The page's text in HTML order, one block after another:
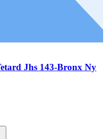
Jhs 143-Bronx Ny